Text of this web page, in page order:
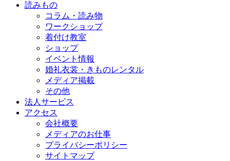
読みもの
コラム・読み物
ワークショップ
着付け教室
ショップ
イベント情報
婚礼衣裳・きものレンタル
メディア掲載
その他
法人サービス
アクセス
会社概要
メディアのお仕事
プライバシーポリシー
サイトマップ